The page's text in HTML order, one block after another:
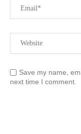
Save my name,
next time I comment.